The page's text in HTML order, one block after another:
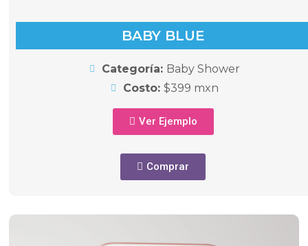
BABY BLUE
Categoría: Baby Shower
Costo:$399 mxn
Ver Ejemplo
Comprar